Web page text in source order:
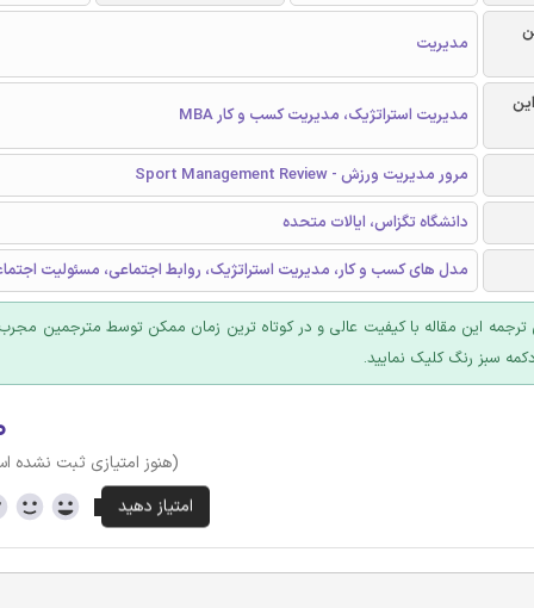
مدیریت
مدیریت استراتژیک، مدیریت کسب و کار MBA
مرور مدیریت ورزش - Sport Management Review
دانشگاه تگزاس، ایالات متحده
مدل های کسب و کار، مدیریت استراتژیک، روابط اجتماعی، مسئولیت
این مقاله با کیفیت عالی و در کوتاه ترین زمان ممکن توسط مترجمین
سبز رنگ کلیک نمایید.
(هنوز امتیازی ثبت نشده